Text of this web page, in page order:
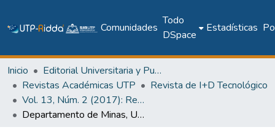
Comunidades
Todo
DSpace
Estadísticas
Inicio
Editorial Universitaria y Publicaciones Seriadas
Revistas Académicas UTP
Revista de I+D Tecnológico
Vol. 13, Núm. 2 (2017): Revista I+D Tecnológico
Departamento de Minas, Universidad Central de Venezuela